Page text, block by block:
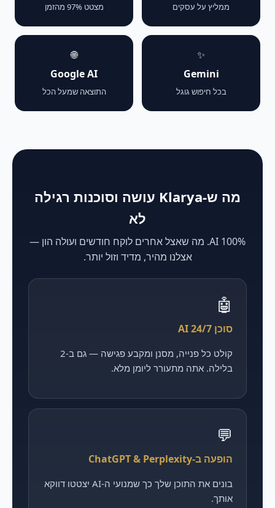
ממליץ על עסקים מצטט 97% מהזמן
✨
Gemini
בכל חיפוש גוגל
🌐
Google AI
התוצאה שמעל הכל
מה ש-Klarya עושה וסוכנות רגילה
לא
100% AI. מה שאצל אחרים לוקח חודשים ועולה הון —
אצלנו מהיר, מדיד וזול יותר.
🤖
סוכן AI 24/7
קולט כל פנייה, מסנן ומקבע פגישה — גם ב-2
בלילה. אתה מתעורר ליומן מלא.
💬
הופעה ב-ChatGPT & Perplexity
בונים את התוכן שלך כך שמנועי ה-AI יצטטו דווקא
אותך.